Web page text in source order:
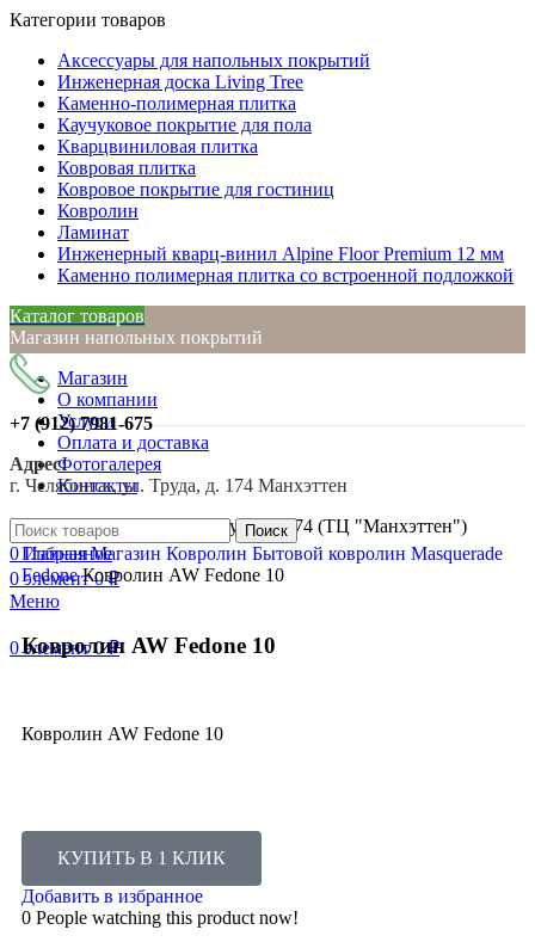
Категории товаров
Аксессуары для напольных покрытий
Инженерная доска Living Tree
Каменно-полимерная плитка
Каучуковое покрытие для пола
Кварцвиниловая плитка
Ковровая плитка
Ковровое покрытие для гостиниц
Ковролин
Ламинат
Инженерный кварц-винил Alpine Floor Premium 12 мм
Каменно полимерная плитка со встроенной подложкой
Каталог товаров
Магазин напольных покрытий
Магазин
О компании
Услуги
Оплата и доставка
Фотогалерея
Контакты
г. Челябинск, ул. Труда, д. 174 (ТЦ "Манхэттен")
+7 (912)7981-675
Адрес:
г. Челябинск, ул. Труда, д. 174 Манхэттен
Поиск
0Избранное
0элемент 0₽
Меню
0элемент 0₽
ГлавнаяМагазин Ковролин Бытовой ковролин Masquerade
FedoneКовролин AW Fedone 10
Ковролин AW Fedone 10
Ковролин AW Fedone 10
КУПИТЬ В 1 КЛИК
Добавить в избранное
0 People watching this product now!